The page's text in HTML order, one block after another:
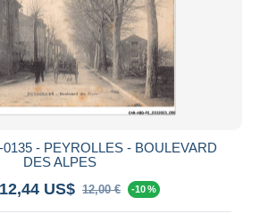
- PEYROLLES - BOULEVARD
DES ALPES
US$ 12,00 € -10 %